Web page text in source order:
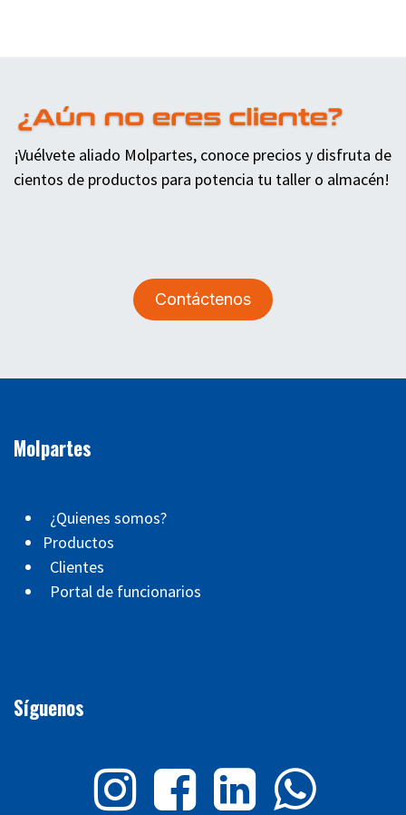
¡Vuélvete aliado Molpartes, conoce precios y disfruta de
cientos de productos para potencia tu taller o almacén!
Contáctenos
Molpartes
¿Quienes somos?
Productos
Clientes
Portal de funcionarios
Síguenos